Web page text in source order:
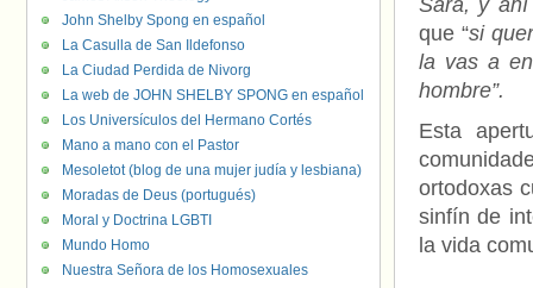
Sara, y ahí
que “si
la vas a
hombre”.
Esta
ortodoxas
sinfín de
la vida
John Shelby Spong en español
La Casulla de San Ildefonso
La Ciudad Perdida de Nivorg
La web de JOHN SHELBY SPONG en español
Los Universículos del Hermano Cortés
Mano a mano con el Pastor
Mesoletot (blog de una mujer judía y lesbiana)
Moradas de Deus (portugués)
Moral y Doctrina LGBTI
Mundo Homo
Nuestra Señora de los Homosexuales